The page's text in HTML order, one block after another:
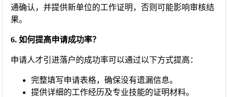
通确认，并提供新单位的工作证明，否则可能影响审核结
果。
6. 如何提高申请成功率？
申请人才引进落户的成功率可以通过以下方式提高：
完整填写申请表格，确保没有遗漏信息。
提供详细的工作经历及专业技能的证明材料。